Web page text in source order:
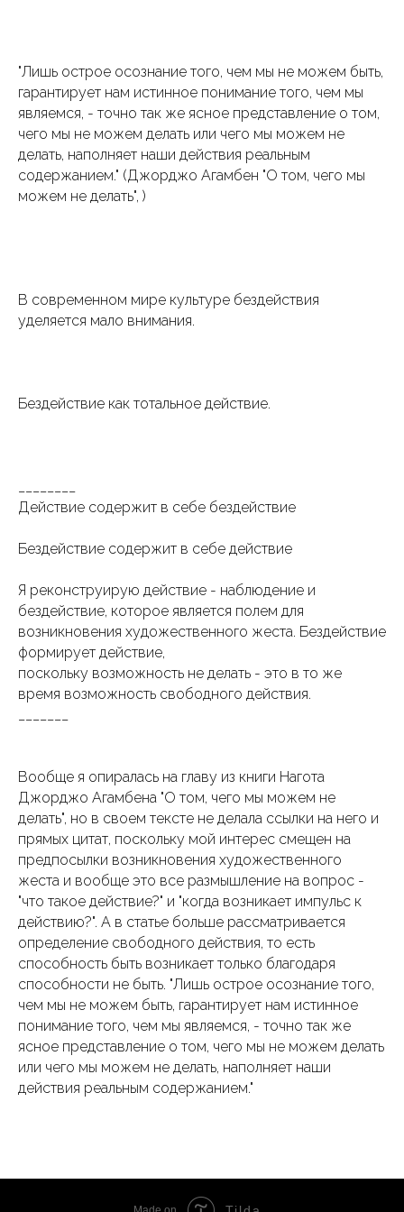
"Лишь острое осознание того, чем мы не можем быть,
гарантирует нам истинное понимание того, чем мы
являемся, - точно так же ясное представление о том,
чего мы не можем делать или чего мы можем не
делать, наполняет наши действия реальным
содержанием." (Джорджо Агамбен "О том, чего мы
можем не делать", )
В современном мире культуре бездействия
уделяется мало внимания.
Бездействие как тотальное действие.
Действие содержит в себе бездействие
Бездействие содержит в себе действие
Я реконструирую действие - наблюдение и
бездействие, которое является полем для
возникновения художественного жеста. Бездействие
формирует действие,
поскольку возможность не делать - это в то же
время возможность свободного действия.
Вообще я опиралась на главу из книги Нагота
Джорджо Агамбена "О том, чего мы можем не
делать", но в своем тексте не делала ссылки на него и
прямых цитат, поскольку мой интерес смещен на
предпосылки возникновения художественного
жеста и вообще это все размышление на вопрос -
"что такое действие?" и "когда возникает импульс к
действию?". А в статье больше рассматривается
определение свободного действия, то есть
способность быть возникает только благодаря
способности не быть. "Лишь острое осознание того,
чем мы не можем быть, гарантирует нам истинное
понимание того, чем мы являемся, - точно так же
ясное представление о том, чего мы не можем делать
или чего мы можем не делать, наполняет наши
действия реальным содержанием."